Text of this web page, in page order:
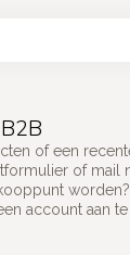
of een
of mail
account aan